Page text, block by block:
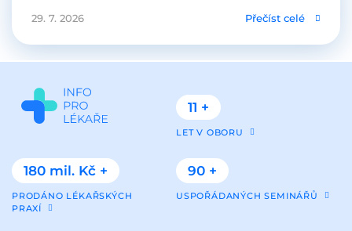
29. 7. 2026 Přečíst celé
11 +
LET V OBORU
180 mil. Kč +
PRODÁNO LÉKAŘSKÝCH
PRAXÍ
90 +
USPOŘÁDANÝCH SEMINÁŘŮ